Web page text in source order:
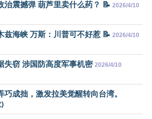
治震撼弹 葫芦里卖什么药？ 📝 2026/4/10
兹海峡 万斯：川普可不好惹 📝 2026/4/10
失窃 涉国防高度军事机密 2026/4/10
巧成拙，激发拉美觉醒转向台湾。
)